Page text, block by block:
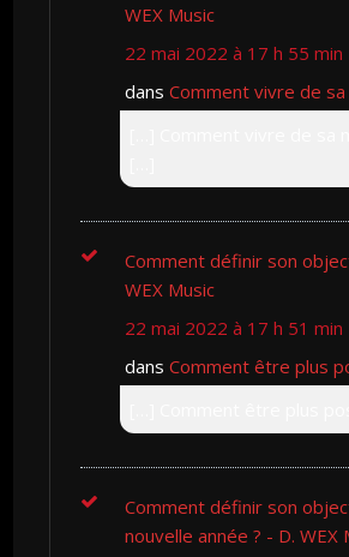
WEX Music
22 mai 2022 à 17 h 55 min
dans Comment vivre de sa
Comment définir son
WEX Music
22 mai 2022 à 17 h 51 min
dans Comment être plus
Comment définir son
nouvelle année ? - D. WEX